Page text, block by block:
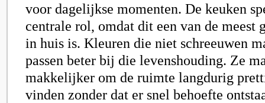
voor dagelijkse momenten. De keuken
centrale rol, omdat dit een van de meest
in huis is. Kleuren die niet schreeuwen
passen beter bij die levenshouding. Ze
makkelijker om de ruimte langdurig
vinden zonder dat er snel behoefte